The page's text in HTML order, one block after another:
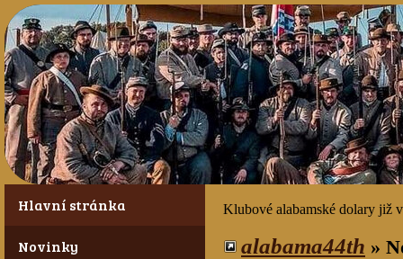
Hlavní stránka
Novinky
Klubové alabamské dolary již
alabama44th »